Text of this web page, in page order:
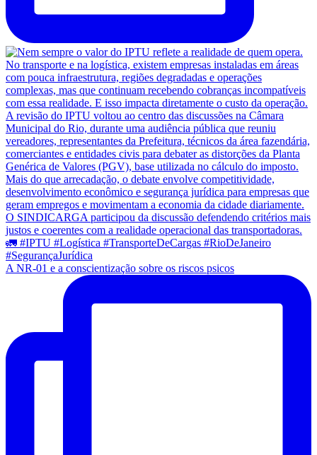
A NR-01 e a conscientização sobre os riscos psicos